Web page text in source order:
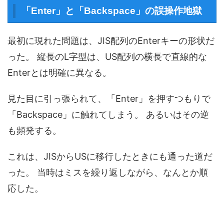
「Enter」と「Backspace」の誤操作地獄
最初に現れた問題は、JIS配列のEnterキーの形状だ
った。 縦長のL字型は、US配列の横長で直線的な
Enterとは明確に異なる。
見た目に引っ張られて、「Enter」を押すつもりで
「Backspace」に触れてしまう。 あるいはその逆
も頻発する。
これは、JISからUSに移行したときにも通った道だ
った。 当時はミスを繰り返しながら、なんとか順
応した。